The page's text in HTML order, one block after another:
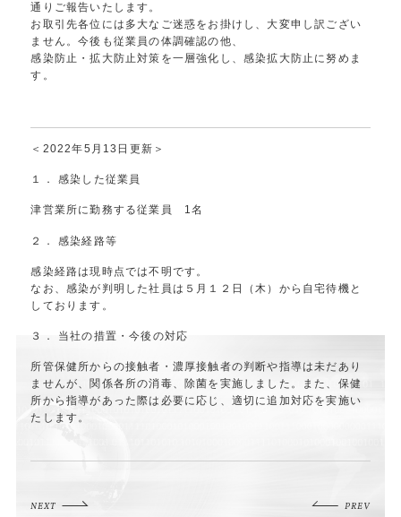
通りご報告いたします。
お取引先各位には多大なご迷惑をお掛けし、大変申し訳ござい
ません。今後も従業員の体調確認の他、
感染防止・拡大防止対策を一層強化し、感染拡大防止に努めま
す。
＜2022年5月13日更新＞
１． 感染した従業員
津営業所に勤務する従業員 1名
２． 感染経路等
感染経路は現時点では不明です。
なお、感染が判明した社員は５月１２日（木）から自宅待機と
しております。
３． 当社の措置・今後の対応
所管保健所からの接触者・濃厚接触者の判断や指導は未だあり
ませんが、関係各所の消毒、除菌を実施しました。また、保健
所から指導があった際は必要に応じ、適切に追加対応を実施い
たします。
NEXT PREV